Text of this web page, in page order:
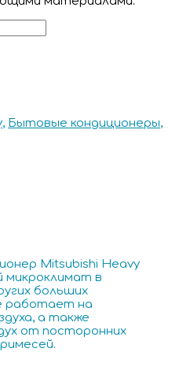
, Бытовые кондиционеры,
Mitsubishi Heavy
микроклимат в
больших
работает на
а также
от посторонних